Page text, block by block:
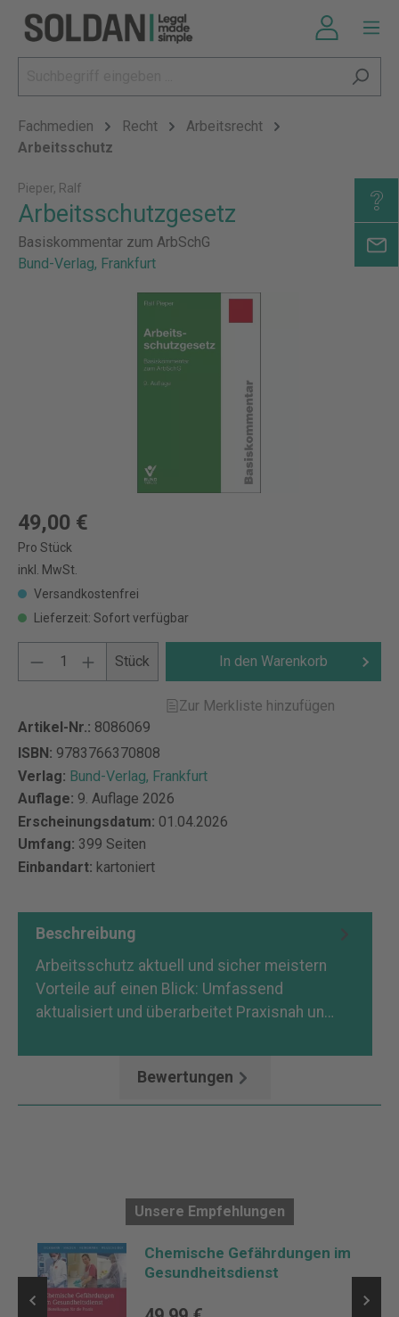
Fachmedien Recht
Arbeitsrecht
Arbeitsschutz
Pieper, Ralf
Arbeitsschutzgesetz
Basiskommentar zum ArbSchG
Bund-Verlag, Frankfurt
49,00 €
Pro Stück
inkl. MwSt.
Versandkostenfrei
Lieferzeit: Sofort verfügbar
Stück In den Warenkorb
Zur Merkliste hinzufügen
Artikel-Nr.: 8086069
ISBN: 9783766370808
Verlag: Bund-Verlag, Frankfurt
Auflage: 9. Auflage 2026
Erscheinungsdatum: 01.04.2026
Umfang: 399 Seiten
Einbandart: kartoniert
Beschreibung
Arbeitsschutz aktuell und sicher meistern
Vorteile auf einen Blick: Umfassend
aktualisiert und überarbeitet Praxisnah un…
Bewertungen
Unsere Empfehlungen
Chemische Gefährdungen im
Gesundheitsdienst